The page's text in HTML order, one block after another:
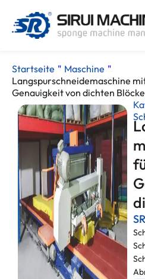
Startseite " Maschine "
Langspurschneidemaschine
Genauigkeit von dichten